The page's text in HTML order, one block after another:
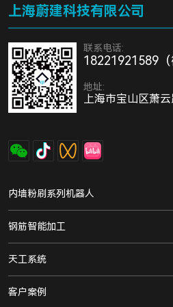
上海蔚建科技有限公司
联系电话:
18221921589（
地址:
上海市宝山区萧
内墙粉刷系列机器人
钢筋智能加工
天工系统
客户案例